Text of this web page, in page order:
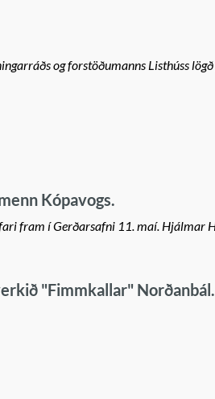
og forstöðumanns Listhúss
Kópavogs.
fram í Gerðarsafni 11. maí. Hjálmar
"Fimmkallar" Norðanbál.